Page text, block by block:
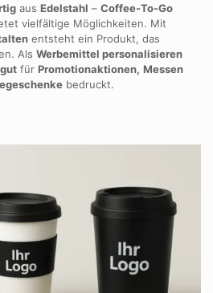
aus Edelstahl – Coffee-To-Go
vielfältige Möglichkeiten. Mit
entsteht ein Produkt, das
Als Werbemittel personalisieren
für Promotionaktionen, Messen
bedruckt.